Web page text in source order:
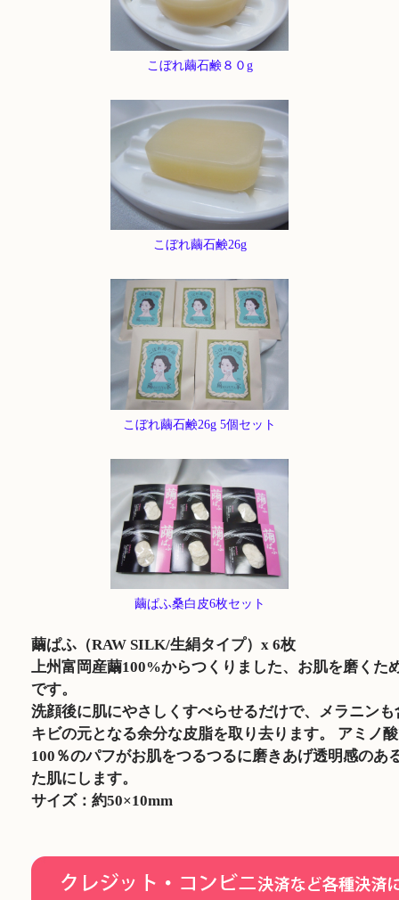
繭ぱふ（RAW SILK/生絹タイプ）x 6枚
上州富岡産繭100%からつくりました、お肌を磨くた
です。
洗顔後に肌にやさしくすべらせるだけで、メラニン
キビの元となる余分な皮脂を取り去ります。 アミノ
100％のパフがお肌をつるつるに磨きあげ透明感のあ
た肌にします。
サイズ：約50×10mm
こぼれ繭石鹸８０g
こぼれ繭石鹸26g
こぼれ繭石鹸26g 5個セット
繭ぱふ桑白皮6枚セット